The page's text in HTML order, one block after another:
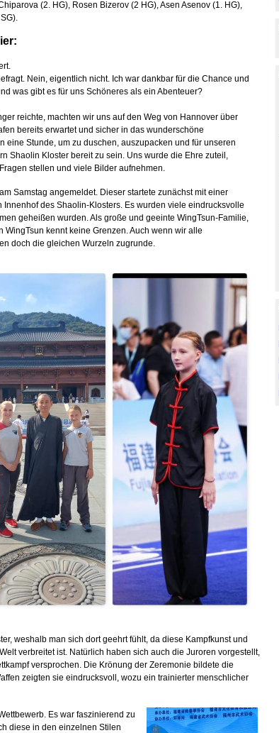
(2. HG), Rosen Bizerov (2 HG), Asen Asenov (1. HG),
Nein, eigentlich nicht. Ich war dankbar für die Chance und
was gibt es für uns Schöneres als ein Abenteuer?
reichte, machten wir uns auf den Weg von Hannover über
bereits erwartet und sicher in das wunderschöne
eine Stunde, um zu duschen, auszupacken und für unseren
Shaolin Kloster bereit zu sein. Uns wurde die Ehre zuteil,
stellen und viele Bilder aufnehmen.
Samstag angemeldet. Dieser startete zunächst mit einer
des Shaolin-Klosters. Es wurden viele eindrucksvolle
geheißen wurden. Als große und geeinte WingTsun-Familie,
kennt keine Grenzen. Auch wenn wir alle
doch die gleichen Wurzeln zugrunde.
weshalb man sich dort geehrt fühlt, da diese Kampfkunst und
verbreitet ist. Natürlich haben sich auch die Juroren vorgestellt,
versprochen. Die Krönung der Zeremonie bildete die
zeigten sie eindrucksvoll, wozu ein trainierter menschlicher
Es war faszinierend zu
diese in den einzelnen Stilen